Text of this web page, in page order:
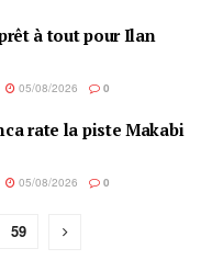
à tout pour Ilan
05/08/2026 0
rate la piste Makabi
05/08/2026 0
59